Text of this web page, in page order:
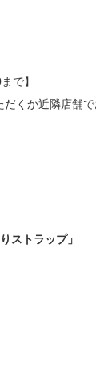
で】
くか近隣店舗
ストラップ」